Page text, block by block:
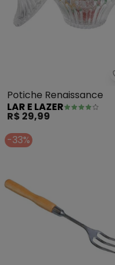
Potiche Renaissance
LAR E LAZER
R$ 29,99
-33%